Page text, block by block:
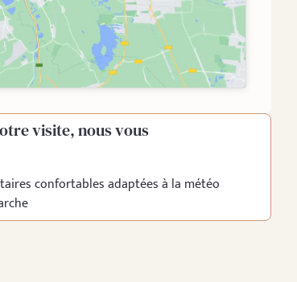
visite, nous vous
confortables adaptées à la météo